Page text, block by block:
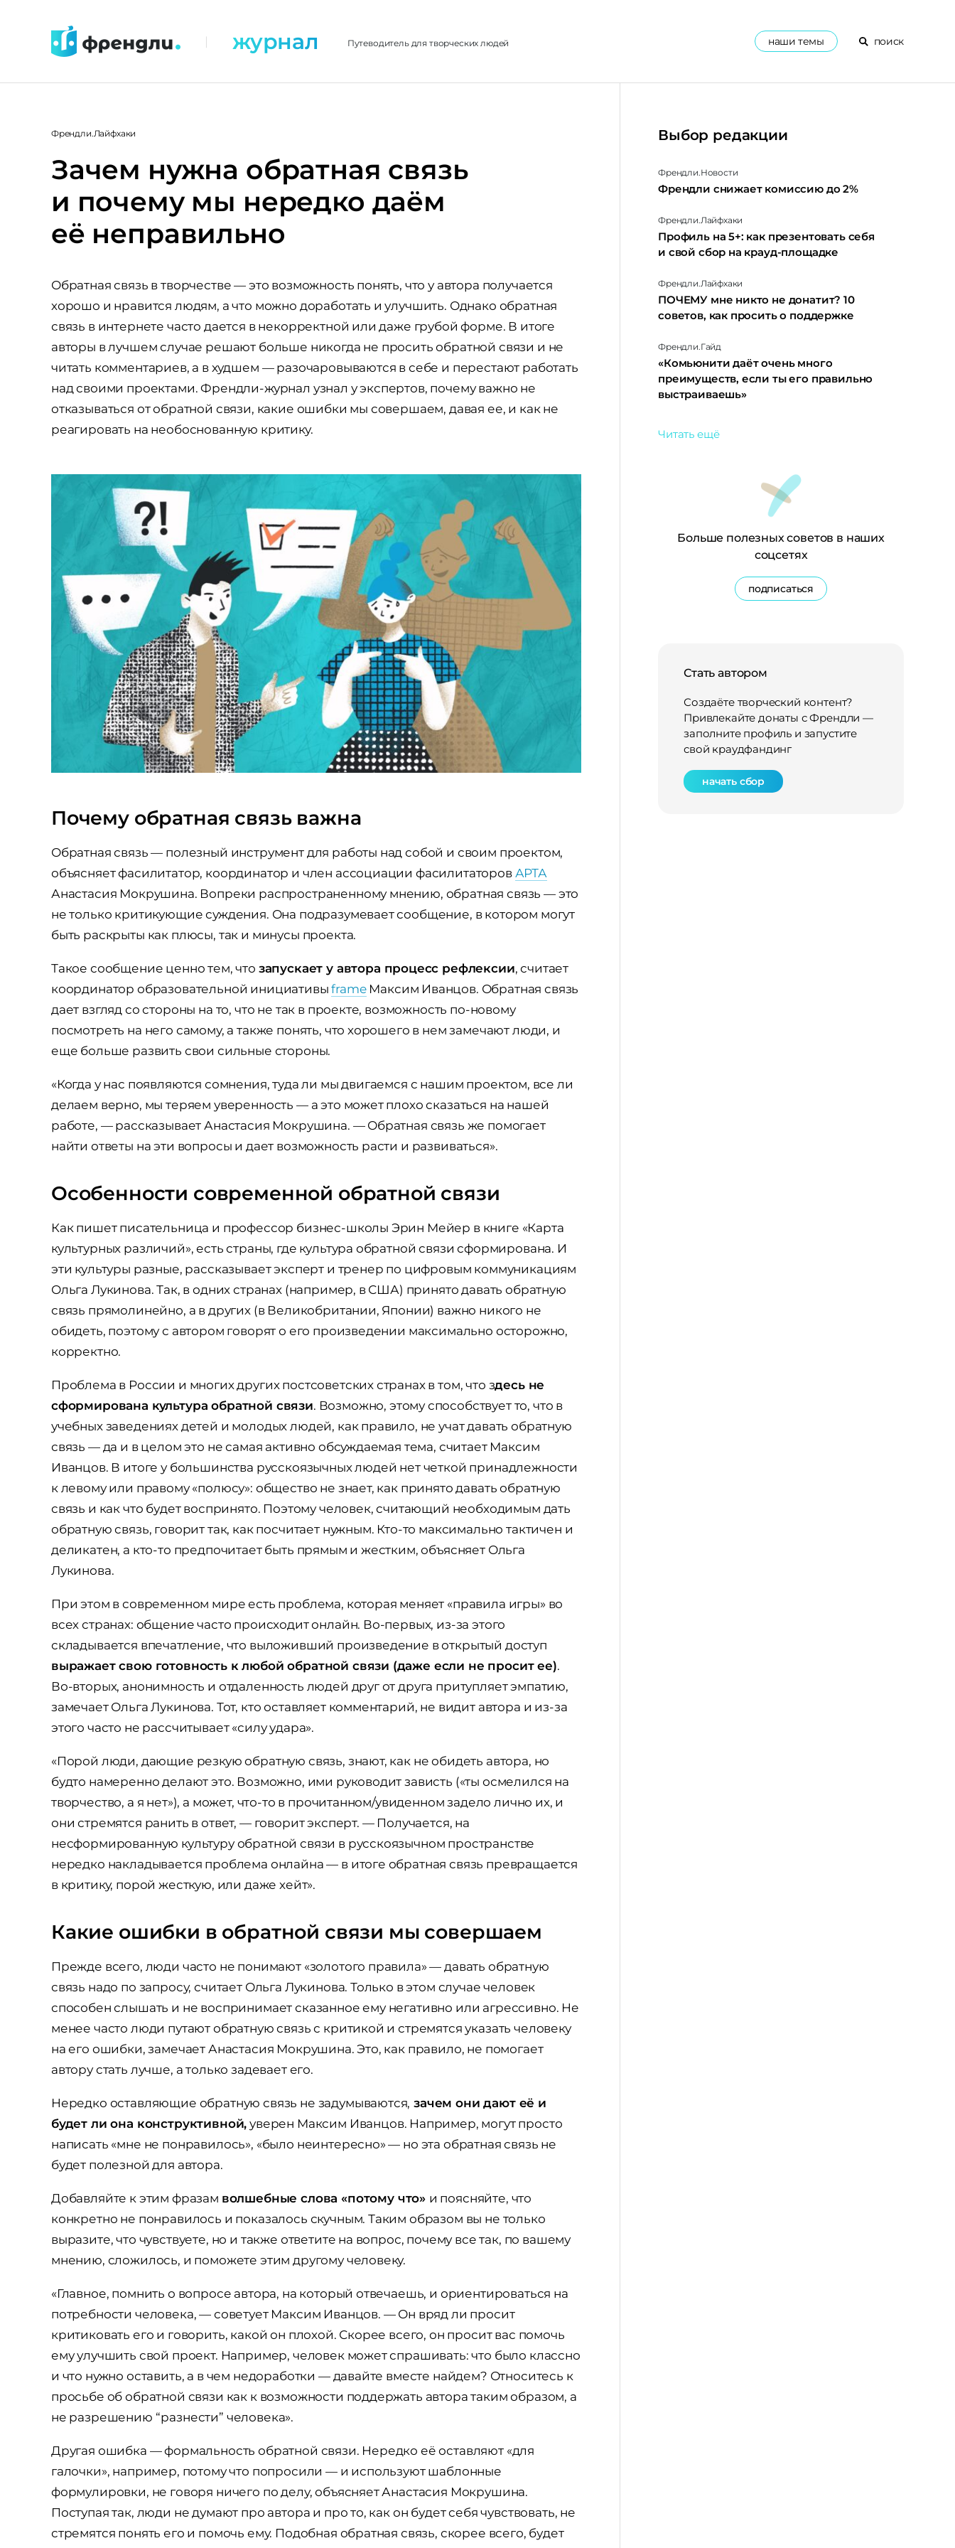
контенту
| журнал Путеводитель для творческих людей наши темы поиск
Френдли.Лайфхаки
Зачем нужна обратная связь
и почему мы нередко даём
её неправильно
Обратная связь в творчестве — это возможность понять, что у автора получается
хорошо и нравится людям, а что можно доработать и улучшить. Однако обратная
связь в интернете часто дается в некорректной или даже грубой форме. В итоге
авторы в лучшем случае решают больше никогда не просить обратной связи и не
читать комментариев, а в худшем — разочаровываются в себе и перестают работать
над своими проектами. Френдли-журнал узнал у экспертов, почему важно не
отказываться от обратной связи, какие ошибки мы совершаем, давая ее, и как не
реагировать на необоснованную критику.
Почему обратная связь важна
Обратная связь — полезный инструмент для работы над собой и своим проектом,
объясняет фасилитатор, координатор и член ассоциации фасилитаторов АРТА
Анастасия Мокрушина. Вопреки распространенному мнению, обратная связь — это
не только критикующие суждения. Она подразумевает сообщение, в котором могут
быть раскрыты как плюсы, так и минусы проекта.
Такое сообщение ценно тем, что запускает у автора процесс рефлексии, считает
координатор образовательной инициативыframeМаксим Иванцов. Обратная связь
дает взгляд со стороны на то, что не так в проекте, возможность по-новому
посмотреть на него самому, а также понять, что хорошего в нем замечают люди, и
еще больше развить свои сильные стороны.
«Когда у нас появляются сомнения, туда ли мы двигаемся с нашим проектом, все ли
делаем верно, мы теряем уверенность — а это может плохо сказаться на нашей
работе, — рассказывает Анастасия Мокрушина. — Обратная связь же помогает
найти ответы на эти вопросы и дает возможность расти и развиваться».
Особенности современной обратной связи
Как пишет писательница и профессор бизнес-школы Эрин Мейер в книге «Карта
культурных различий», есть страны, где культура обратной связи сформирована. И
эти культуры разные, рассказывает эксперт и тренер по цифровым коммуникациям
Ольга Лукинова. Так, в одних странах (например, в США) принято давать обратную
связь прямолинейно, а в других (в Великобритании, Японии) важно никого не
обидеть, поэтому с автором говорят о его произведении максимально осторожно,
корректно.
Проблема в России и многих других постсоветских странах в том, что здесь не
сформирована культура обратной связи. Возможно, этому способствует то, что в
учебных заведениях детей и молодых людей, как правило, не учат давать обратную
связь — да и в целом это не самая активно обсуждаемая тема, считает Максим
Иванцов. В итоге у большинства русскоязычных людей нет четкой принадлежности
к левому или правому «полюсу»: общество не знает, как принято давать обратную
связь и как что будет воспринято. Поэтому человек, считающий необходимым дать
обратную связь, говорит так, как посчитает нужным. Кто-то максимально тактичен и
деликатен, а кто-то предпочитает быть прямым и жестким, объясняет Ольга
Лукинова.
При этом в современном мире есть проблема, которая меняет «правила игры» во
всех странах: общение часто происходит онлайн. Во-первых, из-за этого
складывается впечатление, что выложивший произведение в открытый доступ
выражает свою готовность к любой обратной связи (даже если не просит ее).
Во-вторых, анонимность и отдаленность людей друг от друга притупляет эмпатию,
замечает Ольга Лукинова. Тот, кто оставляет комментарий, не видит автора и из-за
этого часто не рассчитывает «силу удара».
«Порой люди, дающие резкую обратную связь, знают, как не обидеть автора, но
будто намеренно делают это. Возможно, ими руководит зависть («ты осмелился на
творчество, а я нет»), а может, что-то в прочитанном/увиденном задело лично их, и
они стремятся ранить в ответ, — говорит эксперт. — Получается, на
несформированную культуру обратной связи в русскоязычном пространстве
нередко накладывается проблема онлайна — в итоге обратная связь превращается
в критику, порой жесткую, или даже хейт».
Какие ошибки в обратной связи мы совершаем
Прежде всего, люди часто не понимают «золотого правила» — давать обратную
связь надо по запросу, считает Ольга Лукинова. Только в этом случае человек
способен слышать и не воспринимает сказанное ему негативно или агрессивно. Не
менее часто люди путают обратную связь с критикой и стремятся указать человеку
на его ошибки, замечает Анастасия Мокрушина. Это, как правило, не помогает
автору стать лучше, а только задевает его.
Нередко оставляющие обратную связь не задумываются, зачем они дают её и
будет ли она конструктивной, уверен Максим Иванцов. Например, могут просто
написать «мне не понравилось», «было неинтересно» — но эта обратная связь не
будет полезной для автора.
Добавляйте к этим фразам волшебные слова «потому что» и поясняйте, что
конкретно не понравилось и показалось скучным. Таким образом вы не только
выразите, что чувствуете, но и также ответите на вопрос, почему все так, по вашему
мнению, сложилось, и поможете этим другому человеку.
«Главное, помнить о вопросе автора, на который отвечаешь, и ориентироваться на
потребности человека, — советует Максим Иванцов. — Он вряд ли просит
критиковать его и говорить, какой он плохой. Скорее всего, он просит вас помочь
ему улучшить свой проект. Например, человек может спрашивать: что было классно
и что нужно оставить, а в чем недоработки — давайте вместе найдем? Относитесь к
просьбе об обратной связи как к возможности поддержать автора таким образом, а
не разрешению “разнести” человека».
Другая ошибка — формальность обратной связи. Нередко её оставляют «для
галочки», например, потому что попросили — и используют шаблонные
формулировки, не говоря ничего по делу, объясняет Анастасия Мокрушина.
Поступая так, люди не думают про автора и про то, как он будет себя чувствовать, не
стремятся понять его и помочь ему. Подобная обратная связь, скорее всего, будет
Выбор редакции
Френдли.Новости
Френдли снижает комиссию до 2%
Френдли.Лайфхаки
Профиль на 5+: как презентовать себя
и свой сбор на крауд-площадке
Френдли.Лайфхаки
ПОЧЕМУ мне никто не донатит? 10
советов, как просить о поддержке
Френдли.Гайд
«Комьюнити даёт очень много
преимуществ, если ты его правильно
выстраиваешь»
Читать ещё
Больше полезных советов в наших
соцсетях
подписаться
Стать автором
Создаёте творческий контент?
Привлекайте донаты с Френдли —
заполните профиль и запустите
свой краудфандинг
начать сбор